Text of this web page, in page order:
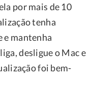
por mais de 10
tenha
e mantenha
desligue o Mac e
foi bem-